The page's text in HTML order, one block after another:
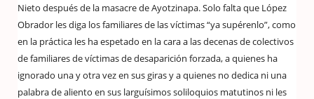
Nieto después de la masacre de Ayotzinapa. Solo falta que López
Obrador les diga los familiares de las víctimas “ya supérenlo”, como
en la práctica les ha espetado en la cara a las decenas de colectivos
de familiares de víctimas de desaparición forzada, a quienes ha
ignorado una y otra vez en sus giras y a quienes no dedica ni una
palabra de aliento en sus larguísimos soliloquios matutinos ni les